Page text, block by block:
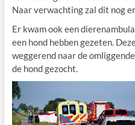
Naar verwachting zal dit nog
Er kwam ook een
een hond hebben gezeten.
weggerend naar de
de hond gezocht.